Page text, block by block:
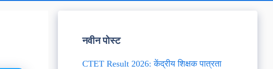
नवीन पोस्ट
CTET Result 2026: केंद्रीय शिक्षक पात्रता